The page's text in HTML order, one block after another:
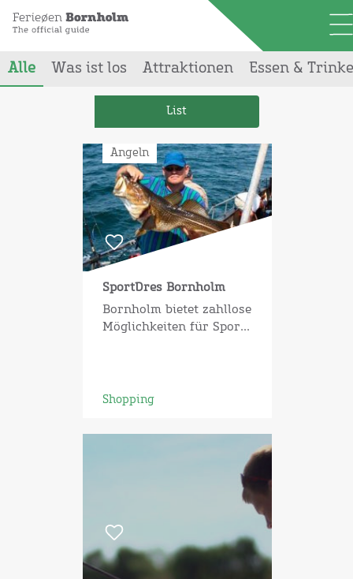
Alle Was ist los Attraktionen Essen &
List
Angeln
SportDres Bornholm
Bornholm bietet zahllose
Möglichkeiten für Spor...
Shopping